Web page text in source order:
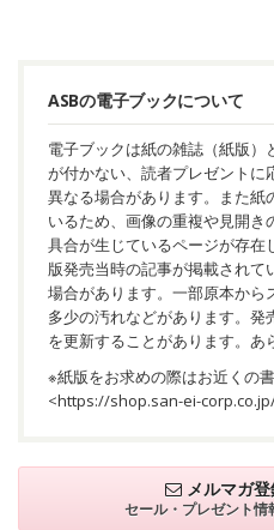
ASBの電子ブックについて
電子ブックは紙の雑誌（紙版
が付かない、読者プレゼント
異なる場合があります。また紙
いるため、画像の重複や見開
具合が生じているページが存
版発売当時の記事が掲載され
場合があります。一部原本から
多少の汚れなどがあります。
を更新することがあります。あ
※紙版をお求めの際はお近くの
<https://shop.san-ei-
メルマガ登
セール・プレゼント情